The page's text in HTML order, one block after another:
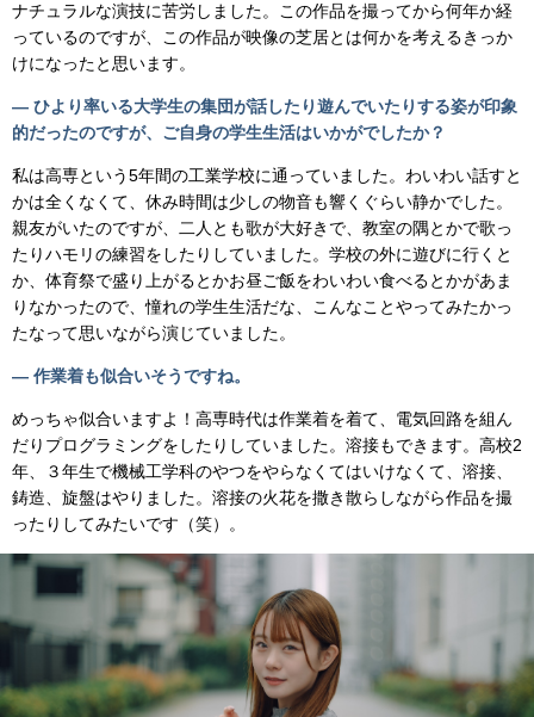
ナチュラルな演技に苦労しました。この作品を撮ってから何年か経
っているのですが、この作品が映像の芝居とは何かを考えるきっか
けになったと思います。
— ひより率いる大学生の集団が話したり遊んでいたりする姿が印象
的だったのですが、ご自身の学生生活はいかがでしたか？
私は高専という5年間の工業学校に通っていました。わいわい話すと
かは全くなくて、休み時間は少しの物音も響くぐらい静かでした。
親友がいたのですが、二人とも歌が大好きで、教室の隅とかで歌っ
たりハモリの練習をしたりしていました。学校の外に遊びに行くと
か、体育祭で盛り上がるとかお昼ご飯をわいわい食べるとかがあま
りなかったので、憧れの学生生活だな、こんなことやってみたかっ
たなって思いながら演じていました。
— 作業着も似合いそうですね。
めっちゃ似合いますよ！高専時代は作業着を着て、電気回路を組ん
だりプログラミングをしたりしていました。溶接もできます。高校2
年、３年生で機械工学科のやつをやらなくてはいけなくて、溶接、
鋳造、旋盤はやりました。溶接の火花を撒き散らしながら作品を撮
ったりしてみたいです（笑）。